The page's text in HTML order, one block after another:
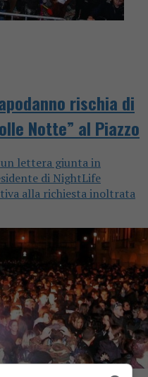
rischia di
Notte” al Piazzo
un lettera giunta in
di NightLife
alla richiesta inoltrata